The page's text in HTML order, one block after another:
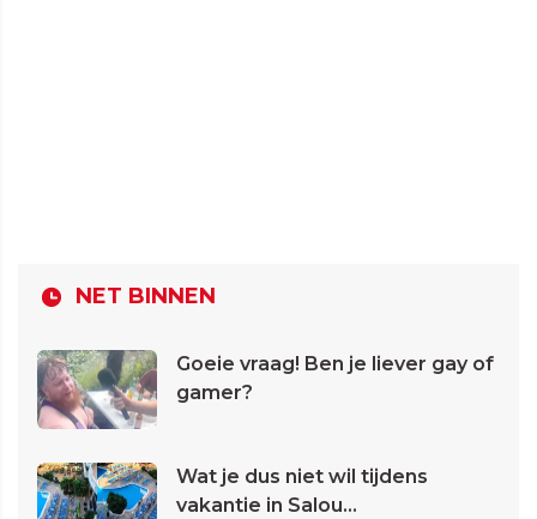
NET BINNEN
Goeie vraag! Ben je liever gay of
gamer?
Wat je dus niet wil tijdens
vakantie in Salou...